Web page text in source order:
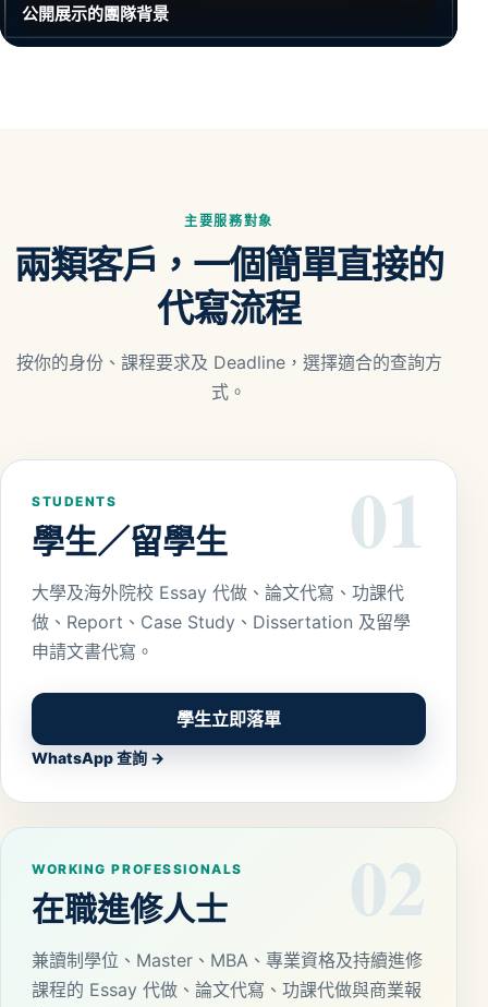
公開展示的團隊背景
主要服務對象
兩類客戶，一個簡單直接的
代寫流程
按你的身份、課程要求及 Deadline，選擇適合的查詢方
式。
01
STUDENTS
學生／留學生
大學及海外院校 Essay 代做、論文代寫、功課代
做、Report、Case Study、Dissertation 及留學
申請文書代寫。
學生立即落單
WhatsApp 查詢 →
02
WORKING PROFESSIONALS
在職進修人士
兼讀制學位、Master、MBA、專業資格及持續進修
課程的 Essay 代做、論文代寫、功課代做與商業報